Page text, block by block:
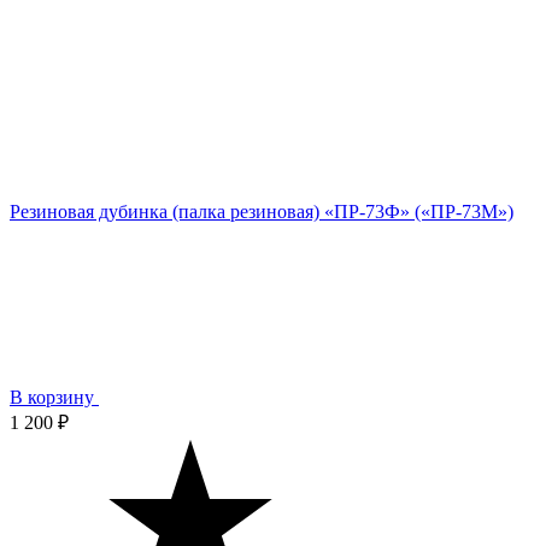
Резиновая дубинка (палка резиновая) «ПР-73Ф» («ПР-73М»)
В корзину
1 200 ₽